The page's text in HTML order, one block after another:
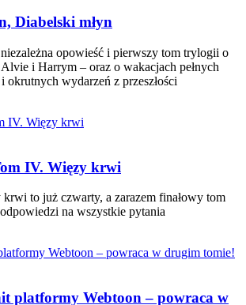
Diabelski młyn
opowieść i pierwszy tom trylogii o
i Harrym – oraz o wakacjach pełnych
okrutnych wydarzeń z przeszłości
IV. Więzy krwi
to już czwarty, a zarazem finałowy tom
na wszystkie pytania
platformy Webtoon – powraca w